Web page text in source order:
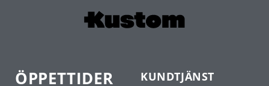
ÖPPETTIDER KUNDTJÄNST